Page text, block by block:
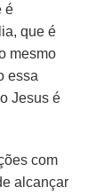
é
que é
mesmo
essa
Jesus é
com
alcançar